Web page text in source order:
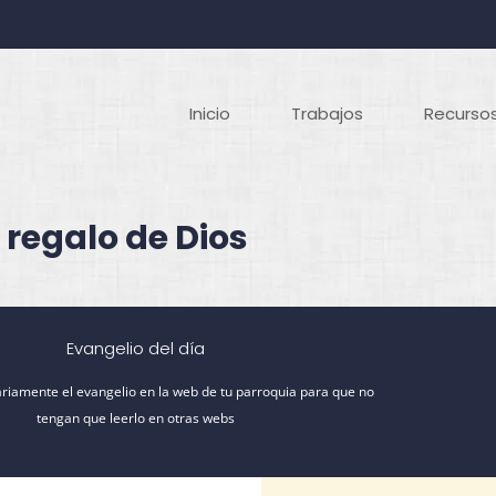
de Dios
Inicio Trabajos
Evangelio del día
el evangelio en la web de tu parroquia para que no
tengan que leerlo en otras webs